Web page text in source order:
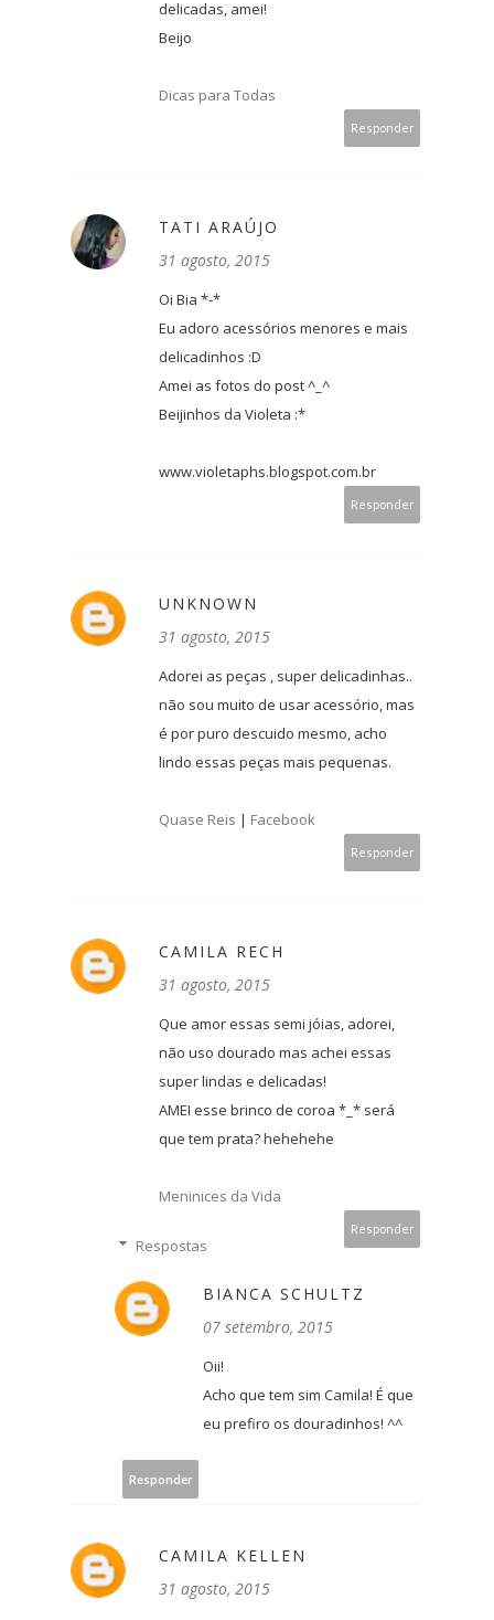
delicadas, amei!
Beijo
Dicas para Todas
Responder
TATI ARAÚJO
31 agosto, 2015
Oi Bia *-*
Eu adoro acessórios menores e mais
delicadinhos :D
Amei as fotos do post ^_^
Beijinhos da Violeta :*
www.violetaphs.blogspot.com.br
Responder
UNKNOWN
31 agosto, 2015
Adorei as peças , super delicadinhas..
não sou muito de usar acessório, mas
é por puro descuido mesmo, acho
lindo essas peças mais pequenas.
Quase Reis | Facebook
Responder
CAMILA RECH
31 agosto, 2015
Que amor essas semi jóias, adorei,
não uso dourado mas achei essas
super lindas e delicadas!
AMEI esse brinco de coroa *_* será
que tem prata? hehehehe
Meninices da Vida
Responder
Respostas
BIANCA SCHULTZ
07 setembro, 2015
Oii!
Acho que tem sim Camila! É que
eu prefiro os douradinhos! ^^
Responder
CAMILA KELLEN
31 agosto, 2015